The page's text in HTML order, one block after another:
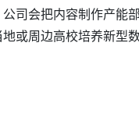
司会把内容制作产能
或周边高校培养新型